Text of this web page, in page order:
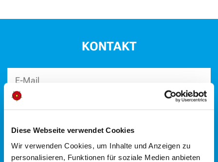
Diese Webseite verwendet Cookies
Wir verwenden Cookies, um Inhalte und Anzeigen zu
personalisieren, Funktionen für soziale Medien anbieten
KONTAKT